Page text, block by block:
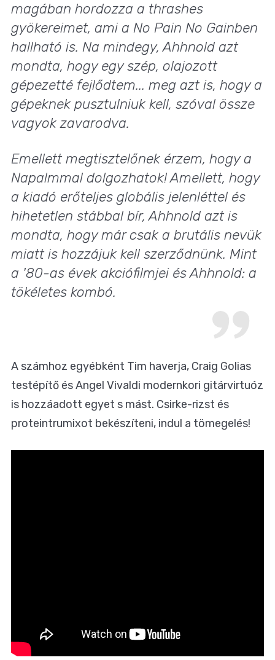
magában hordozza a thrashes
gyökereimet, ami a No Pain No Gainben
hallható is. Na mindegy, Ahhnold azt
mondta, hogy egy szép, olajozott
gépezetté fejlődtem... meg azt is, hogy a
gépeknek pusztulniuk kell, szóval össze
vagyok zavarodva.
Emellett megtisztelőnek érzem, hogy a
Napalmmal dolgozhatok! Amellett, hogy
a kiadó erőteljes globális jelenléttel és
hihetetlen stábbal bír, Ahhnold azt is
mondta, hogy már csak a brutális nevük
miatt is hozzájuk kell szerződnünk. Mint
a '80-as évek akciófilmjei és Ahhnold: a
tökéletes kombó.
A számhoz egyébként Tim haverja, Craig Golias
testépítő és Angel Vivaldi modernkori gitárvirtuóz
is hozzáadott egyet s mást. Csirke-rizst és
proteintrumixot bekészíteni, indul a tömegelés!